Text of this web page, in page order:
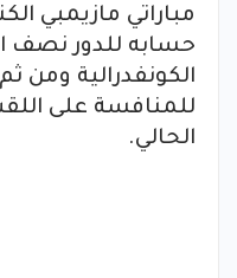
مباراتي مازيمبي
حسابه للدور نصف
الكونفدرالية ومن
للمنافسة على
الحالي.